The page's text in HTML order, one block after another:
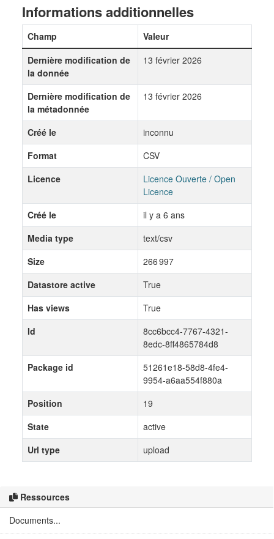
Ressources
Documents...
Informations additionnelles
Champ
Valeur
Dernière modification de
la donnée
13 février 2026
Dernière modification de
la métadonnée
13 février 2026
Créé le
inconnu
Format
CSV
Licence
Licence Ouverte / Open
Licence
Créé le
il y a 6 ans
Media type
text/csv
Size
266 997
Datastore active
True
Has views
True
Id
8cc6bcc4-7767-4321-
8edc-8ff4865784d8
Package id
51261e18-58d8-4fe4-
9954-a6aa554f880a
Position
19
State
active
Url type
upload